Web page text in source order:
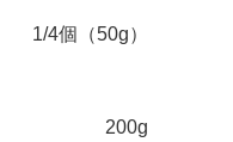
1/4個（50g）
200g